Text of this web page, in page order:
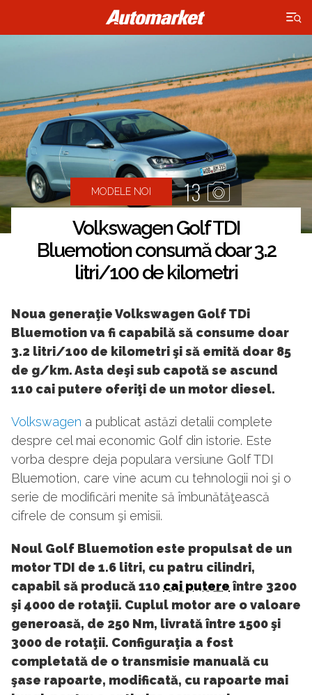
×
MODELE NOI 13
Volkswagen Golf TDI
Bluemotion consumă doar 3.2
litri/100 de kilometri
Noua generaţie Volkswagen Golf TDi
Bluemotion va fi capabilă să consume doar
3.2 litri/100 de kilometri şi să emită doar 85
de g/km. Asta deşi sub capotă se ascund
110 cai putere oferiţi de un motor diesel.
Volkswagen a publicat astăzi detalii complete
despre cel mai economic Golf din istorie. Este
vorba despre deja populara versiune Golf TDI
Bluemotion, care vine acum cu tehnologii noi şi o
serie de modificări menite să îmbunătăţească
cifrele de consum şi emisii.
Noul Golf Bluemotion este propulsat de un
motor TDI de 1.6 litri, cu patru cilindri,
capabil să producă 110 cai putereîntre 3200
şi 4000 de rotaţii. Cuplul motor are o valoare
generoasă, de 250 Nm, livrată între 1500 şi
3000 de rotaţii. Configuraţia a fost
completată de o transmisie manuală cu
şase rapoarte, modificată, cu rapoarte mai